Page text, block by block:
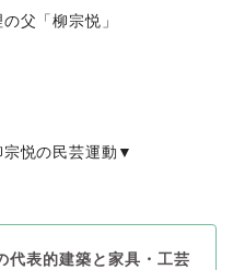
父「柳宗悦」
悦の民芸運動▼
代表的建築と家具・工芸